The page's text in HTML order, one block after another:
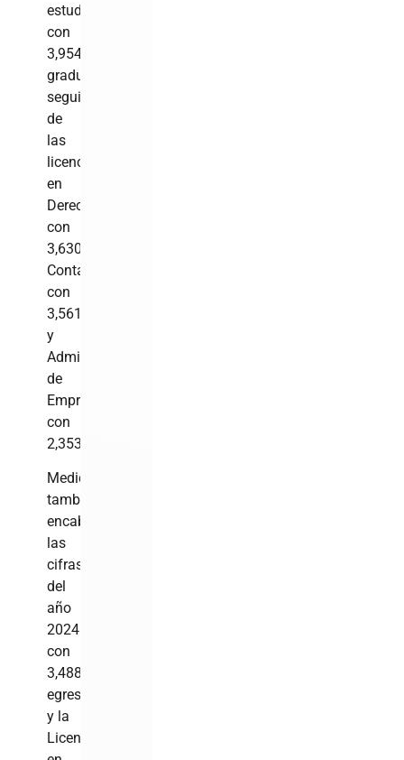
estudiada
con
3,954
graduados,
seguida
de
las
licenciaturas
en
Derecho
con
3,630;
Contabilidad,
con
3,561
y
Administración
de
Empresas,
con
2,353.
Medicina
también
encabezó
las
cifras
del
año
2024
con
3,488
egresados
y la
Licenciatura